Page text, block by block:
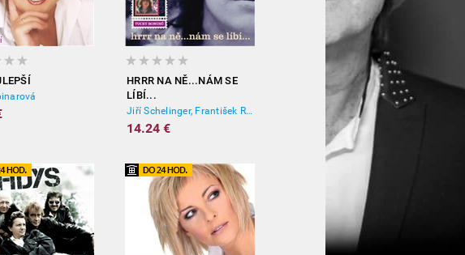
HRRR NA NĚ...NÁM SE
LÍBÍ...
Jiří Schelinger, František Ringo Čech
14.24 €